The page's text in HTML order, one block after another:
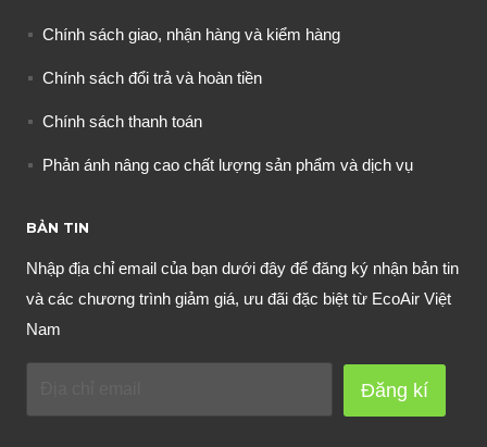
Chính sách giao, nhận hàng và kiểm hàng
Chính sách đổi trả và hoàn tiền
Chính sách thanh toán
Phản ánh nâng cao chất lượng sản phẩm và dịch vụ
BẢN TIN
Nhập địa chỉ email của bạn dưới đây để đăng ký nhận bản tin
và các chương trình giảm giá, ưu đãi đặc biệt từ EcoAir Việt
Nam
Đăng kí